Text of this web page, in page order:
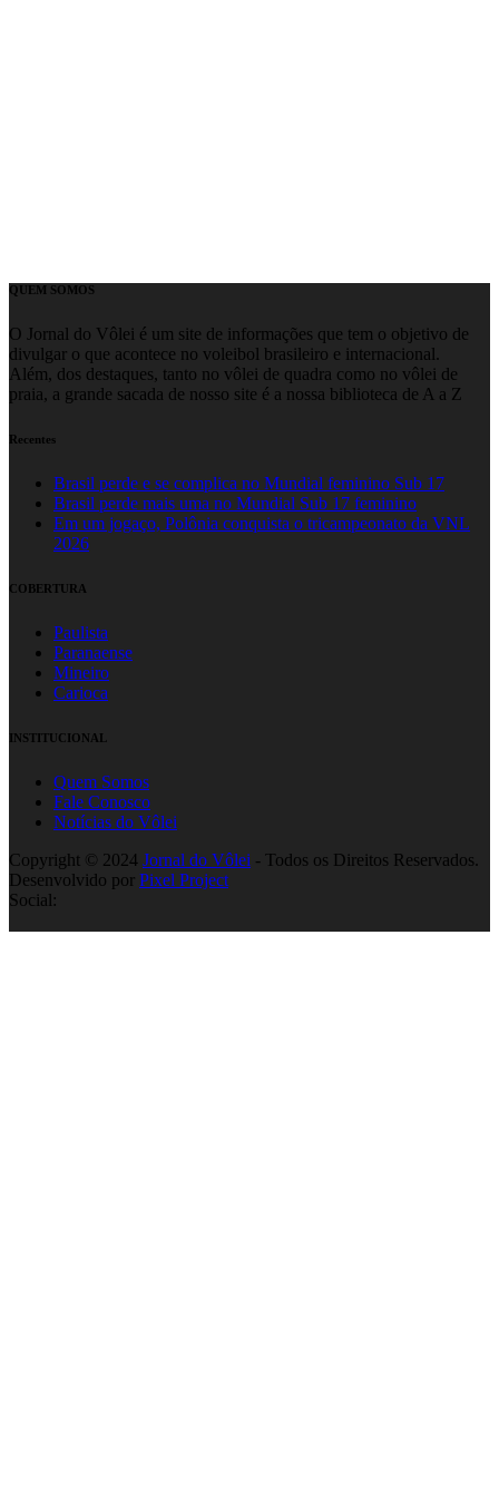
QUEM SOMOS
O Jornal do Vôlei é um site de informações que tem o objetivo de
divulgar o que acontece no voleibol brasileiro e internacional.
Além, dos destaques, tanto no vôlei de quadra como no vôlei de
praia, a grande sacada de nosso site é a nossa biblioteca de A a Z
Recentes
Brasil perde e se complica no Mundial feminino Sub 17
Brasil perde mais uma no Mundial Sub 17 feminino
Em um jogaço, Polônia conquista o tricampeonato da VNL
2026
COBERTURA
Paulista
Paranaense
Mineiro
Carioca
INSTITUCIONAL
Quem Somos
Fale Conosco
Notícias do Vôlei
Copyright © 2024 Jornal do Vôlei - Todos os Direitos Reservados.
Desenvolvido por Pixel Project
Social: